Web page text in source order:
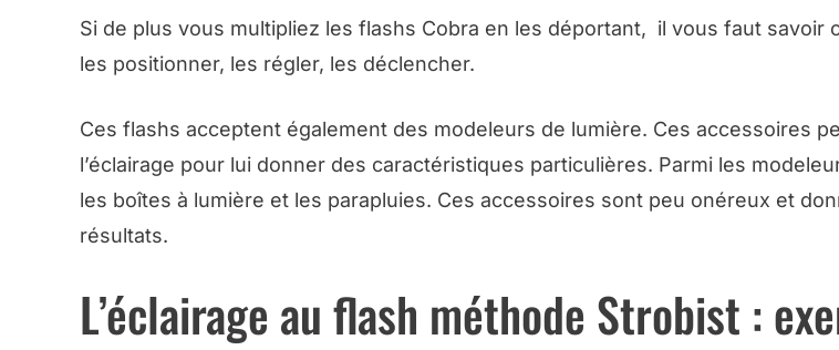
Si de plus vous multipliez les flashs Cobra en les déportant, il vous faut savoir
les positionner, les régler, les déclencher.
Ces flashs acceptent également des modeleurs de lumière. Ces accessoires
l’éclairage pour lui donner des caractéristiques particulières. Parmi les
les boîtes à lumière et les parapluies. Ces accessoires sont peu onéreux et
résultats.
L’éclairage au flash méthode Strobist :